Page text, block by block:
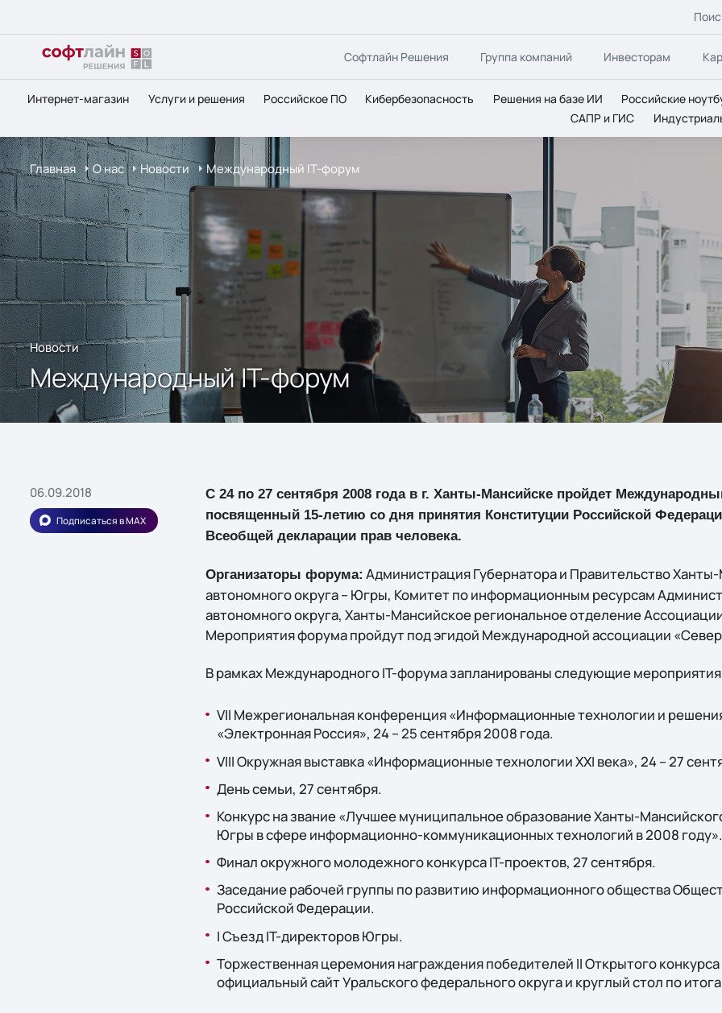
Софтлайн Решения Группа компаний Инвесторам
Интернет-магазин Услуги и решения Российское ПО Кибербезопасность Решения на базе ИИ Российские
САПР и ГИС
Главная О нас Новости Международный IT-форум
Новости
Международный IT-форум
06.09.2018
Подписаться в MAX
С 24 по 27 сентября 2008 года в г. Ханты-Мансийске пройдет
посвященный 15-летию со дня принятия Конституции Российской
Всеобщей декларации прав человека.
Организаторы форума: Администрация Губернатора и Правительство
автономного округа – Югры, Комитет по информационным ресурсам
автономного округа, Ханты-Мансийское региональное отделение
Мероприятия форума пройдут под эгидой Международной ассоциации
В рамках Международного IT-форума запланированы следующие
VII Межрегиональная конференция «Информационные технологии и
«Электронная Россия», 24 – 25 сентября 2008 года.
VIII Окружная выставка «Информационные технологии ХХI века», 24 – 27
День семьи, 27 сентября.
Конкурс на звание «Лучшее муниципальное образование Ханты-
Югры в сфере информационно-коммуникационных технологий в 2008 году».
Финал окружного молодежного конкурса IT-проектов, 27 сентября.
Заседание рабочей группы по развитию информационного общества
Российской Федерации.
I Съезд IT-директоров Югры.
Торжественная церемония награждения победителей II Открытого
официальный сайт Уральского федерального округа и круглый стол по